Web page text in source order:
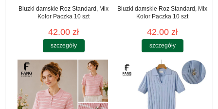
Bluzki damskie Roz Standard, Mix
Kolor Paczka 10 szt
42.00 zł
szczegóły
Bluzki damskie Roz Standard, Mix
Kolor Paczka 10 szt
42.00 zł
szczegóły